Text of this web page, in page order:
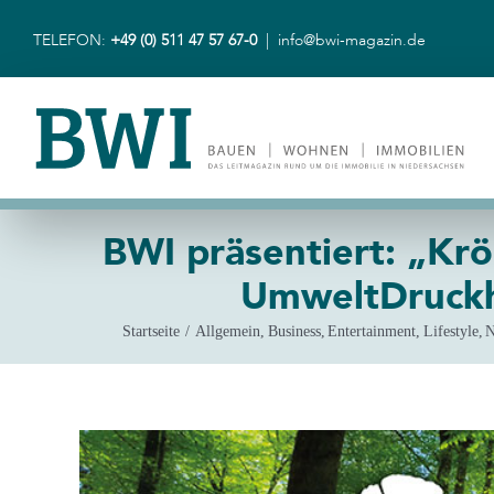
InhaltTELEFON: +49 (0) 511 47 57 67-0 info@bwi-magazin.de
BWI präsentiert:
Startseite Allgemein Business Entertainment Lifestyle
Zeige
grösseres